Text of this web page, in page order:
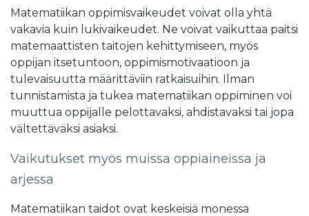
Matematiikan oppimisvaikeudet voivat olla yhtä
vakavia kuin lukivaikeudet. Ne voivat vaikuttaa paitsi
matemaattisten taitojen kehittymiseen, myös
oppijan itsetuntoon, oppimismotivaatioon ja
tulevaisuutta määrittäviin ratkaisuihin. Ilman
tunnistamista ja tukea matematiikan oppiminen voi
muuttua oppijalle pelottavaksi, ahdistavaksi tai jopa
vältettäväksi asiaksi.
Vaikutukset myös muissa oppiaineissa ja
arjessa
Matematiikan taidot ovat keskeisiä monessa